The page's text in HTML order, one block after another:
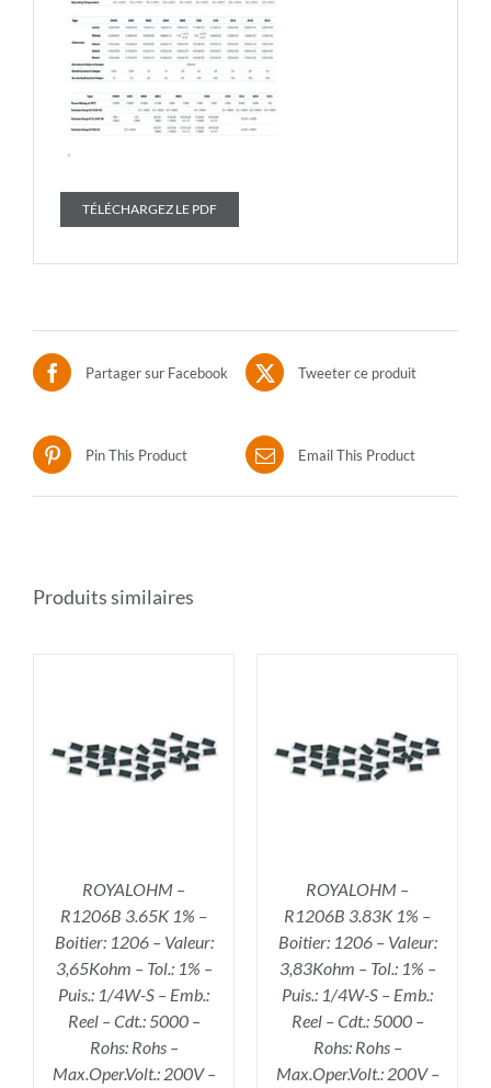
TÉLÉCHARGEZ LE PDF
Partager sur Facebook Tweeter ce produit
Pin This Product Email This Product
Produits similaires
ROYALOHM –
R1206B 3.65K 1% –
Boitier: 1206 – Valeur:
3,65Kohm – Tol.: 1% –
Puis.: 1/4W-S – Emb.:
Reel – Cdt.: 5000 –
Rohs: Rohs –
Max.Oper.Volt.: 200V –
AJOUTER AU PANIER
/
DÉTAILS
ROYALOHM –
R1206B 3.83K 1% –
Boitier: 1206 – Valeur:
3,83Kohm – Tol.: 1% –
Puis.: 1/4W-S – Emb.:
Reel – Cdt.: 5000 –
Rohs: Rohs –
Max.Oper.Volt.: 200V –